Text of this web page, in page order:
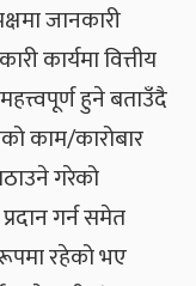
जानकारी
कार्यमा वित्तीय
हुने बताउँदै
काम/कारोबार
गरेको
गर्न समेत
रहेको भए